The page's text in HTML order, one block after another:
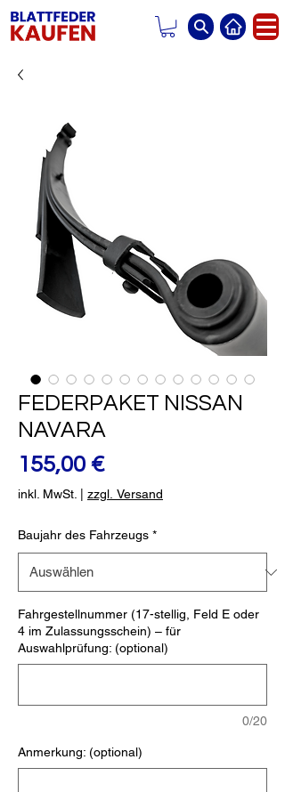
FEDERPAKET NISSAN
NAVARA
155,00 €Preis
inkl. MwSt. zzgl. Versand
Baujahr des Fahrzeugs *
Fahrgestellnummer (17-stellig, Feld E oder
4 im Zulassungsschein) – für
Auswahlprüfung: (optional)
0/20
Anmerkung: (optional)